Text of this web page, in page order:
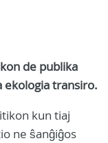
de publika
ekologia transiro.
kun tiaj
ne ŝanĝiĝos